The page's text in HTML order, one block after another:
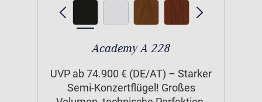
Academy A 228
UVP ab 74.900 € (DE/AT) – Starker
Semi-Konzertflügel! Großes